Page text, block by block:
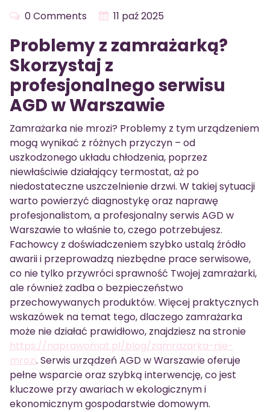
0 Comments 11 paź 2025
Problemy z zamrażarką?
Skorzystaj z
profesjonalnego serwisu
AGD w Warszawie
Zamrażarka nie mrozi? Problemy z tym urządzeniem
mogą wynikać z różnych przyczyn – od
uszkodzonego układu chłodzenia, poprzez
niewłaściwie działający termostat, aż po
niedostateczne uszczelnienie drzwi. W takiej sytuacji
warto powierzyć diagnostykę oraz naprawę
profesjonalistom, a profesjonalny serwis AGD w
Warszawie to właśnie to, czego potrzebujesz.
Fachowcy z doświadczeniem szybko ustalą źródło
awarii i przeprowadzą niezbędne prace serwisowe,
co nie tylko przywróci sprawność Twojej zamrażarki,
ale również zadba o bezpieczeństwo
przechowywanych produktów. Więcej praktycznych
wskazówek na temat tego, dlaczego zamrażarka
może nie działać prawidłowo, znajdziesz na stronie
https://naprawomat.pl/blog/zamrazarka-nie-
mrozi. Serwis urządzeń AGD w Warszawie oferuje
pełne wsparcie oraz szybką interwencję, co jest
kluczowe przy awariach w ekologicznym i
ekonomicznym gospodarstwie domowym.